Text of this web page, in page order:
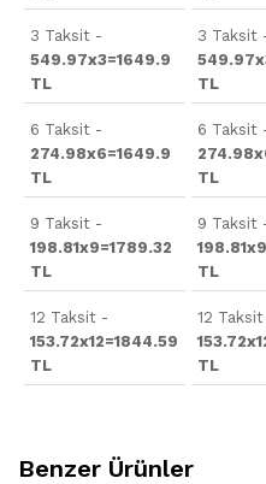
3 Taksit -
549.97x3=1649.9
TL
6 Taksit -
274.98x6=1649.9
TL
9 Taksit -
198.81x9=1789.32
TL
12 Taksit -
153.72x12=1844.59
TL
3 Taksit
TL
6 Taksit
TL
9 Taksit
TL
12
TL
Benzer Ürünler